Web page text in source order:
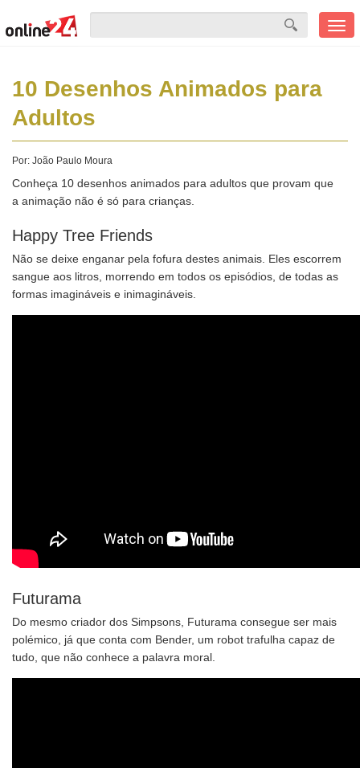
10 Desenhos Animados para
Adultos
Por: João Paulo Moura
Conheça 10 desenhos animados para adultos que provam que
a animação não é só para crianças.
Happy Tree Friends
Não se deixe enganar pela fofura destes animais. Eles escorrem
sangue aos litros, morrendo em todos os episódios, de todas as
formas imagináveis e inimagináveis.
Futurama
Do mesmo criador dos Simpsons, Futurama consegue ser mais
polémico, já que conta com Bender, um robot trafulha capaz de
tudo, que não conhece a palavra moral.